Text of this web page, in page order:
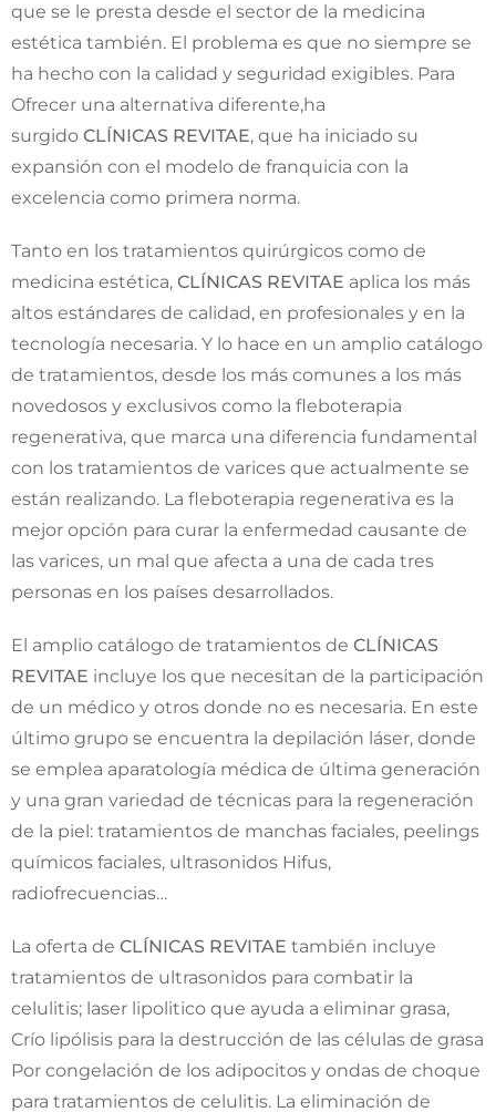
que se le presta desde el sector de la medicina
estética también. El problema es que no siempre se
ha hecho con la calidad y seguridad exigibles. Para
Ofrecer una alternativa diferente,ha
surgido CLÍNICAS REVITAE, que ha iniciado su
expansión con el modelo de franquicia con la
excelencia como primera norma.
Tanto en los tratamientos quirúrgicos como de
medicina estética, CLÍNICAS REVITAE aplica los más
altos estándares de calidad, en profesionales y en la
tecnología necesaria. Y lo hace en un amplio catálogo
de tratamientos, desde los más comunes a los más
novedosos y exclusivos como la fleboterapia
regenerativa, que marca una diferencia fundamental
con los tratamientos de varices que actualmente se
están realizando. La fleboterapia regenerativa es la
mejor opción para curar la enfermedad causante de
las varices, un mal que afecta a una de cada tres
personas en los países desarrollados.
El amplio catálogo de tratamientos de CLÍNICAS
REVITAE incluye los que necesitan de la participación
de un médico y otros donde no es necesaria. En este
último grupo se encuentra la depilación láser, donde
se emplea aparatología médica de última generación
y una gran variedad de técnicas para la regeneración
de la piel: tratamientos de manchas faciales, peelings
químicos faciales, ultrasonidos Hifus,
radiofrecuencias…
La oferta de CLÍNICAS REVITAE también incluye
tratamientos de ultrasonidos para combatir la
celulitis; laser lipolitico que ayuda a eliminar grasa,
Crío lipólisis para la destrucción de las células de grasa
Por congelación de los adipocitos y ondas de choque
para tratamientos de celulitis. La eliminación de